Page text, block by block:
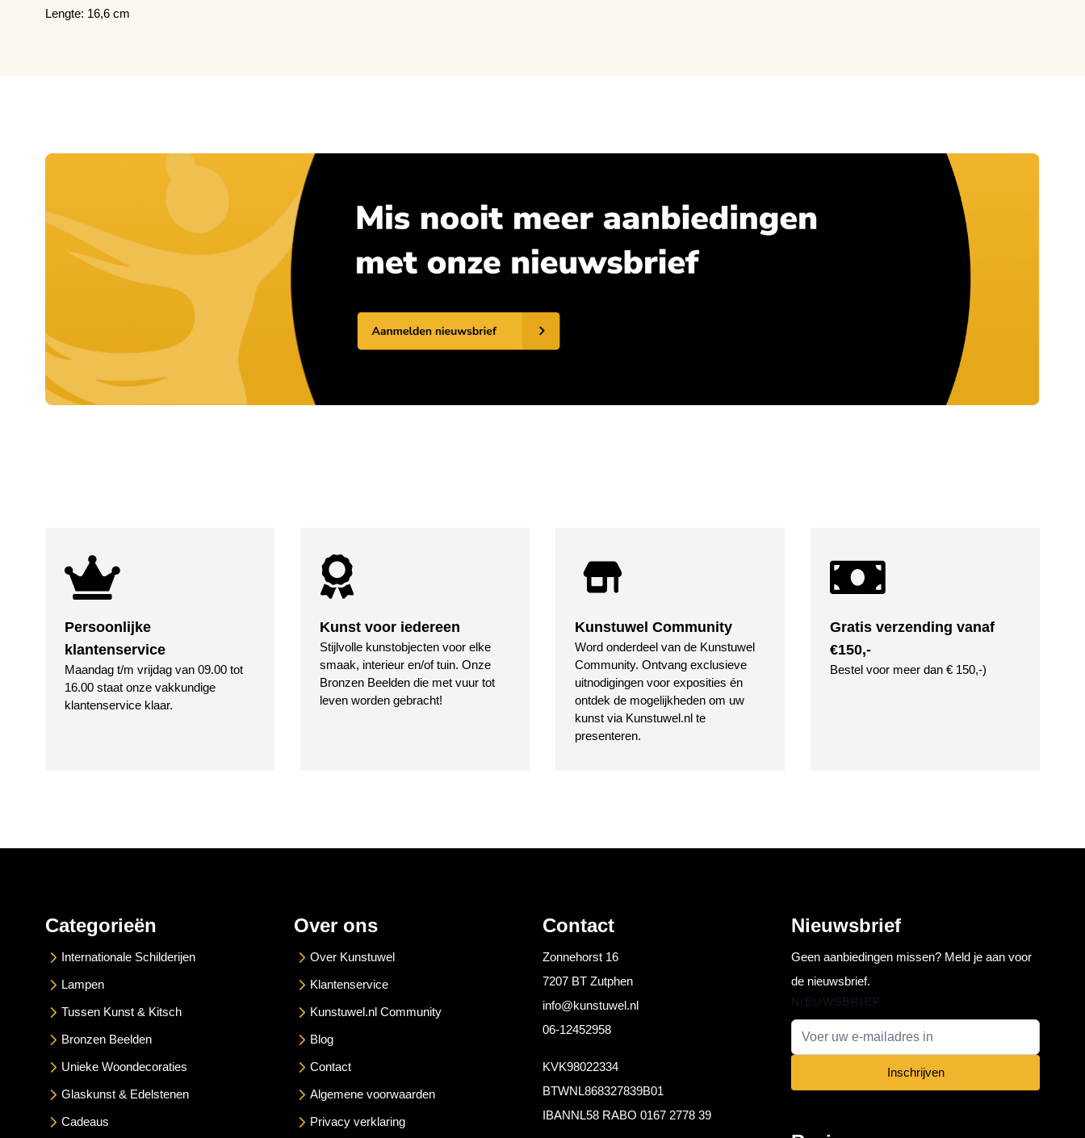
Lengte: 16,6 cm
Persoonlijke
klantenservice
Maandag t/m vrijdag van 09.00 tot
16.00 staat onze vakkundige
klantenservice klaar.
Kunst voor iedereen
Stijlvolle kunstobjecten voor elke
smaak, interieur en/of tuin. Onze
Bronzen Beelden die met vuur tot
leven worden gebracht!
Kunstuwel Community
Word onderdeel van de Kunstuwel
Community. Ontvang exclusieve
uitnodigingen voor exposities én
ontdek de mogelijkheden om uw
kunst via Kunstuwel.nl te
presenteren.
Gratis verzending vanaf
€150,-
Bestel voor meer dan € 150,-)
Categorieën
Internationale Schilderijen
Lampen
Tussen Kunst & Kitsch
Bronzen Beelden
Unieke Woondecoraties
Glaskunst & Edelstenen
Cadeaus
Over ons
Over Kunstuwel
Klantenservice
Kunstuwel.nl Community
Blog
Contact
Algemene voorwaarden
Privacy verklaring
Contact
Zonnehorst 16
7207 BT Zutphen
info@kunstuwel.nl
06-12452958
KVK98022334
BTWNL868327839B01
IBANNL58 RABO 0167 2778 39
Nieuwsbrief
Geen aanbiedingen missen? Meld je aan voor
de nieuwsbrief.
NIEUWSBRIEF
E-mail adres
Inschrijven